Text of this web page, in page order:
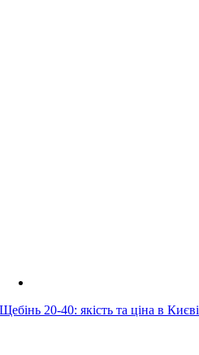
Щебінь 20-40: якість та ціна в Києві